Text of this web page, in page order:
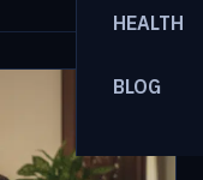
HEALTH
BLOG